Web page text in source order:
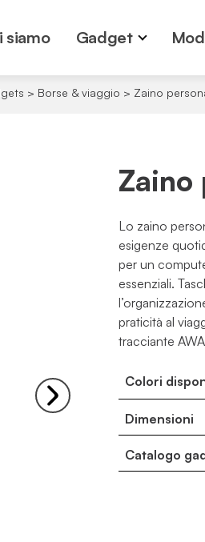
siamo Gadget
> Borse & viaggio > Zaino
Zaino
Lo zaino
esigenze
per un
essenziali.
praticità al
tracciante
Colori
Dimensioni
Catalogo